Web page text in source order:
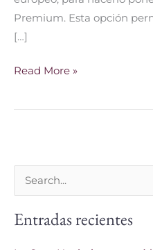
Premium. Esta opción
[…]
Read More »
s
Entradas recientes